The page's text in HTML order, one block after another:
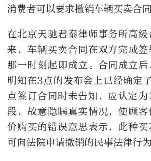
消费者可以要求撤销车辆买卖合同
在北京天驰君泰律师事务所高
来，车辆买卖合同在双方完成签
那一时刻起即成立。合同成立
明知在3点的发布会上已经确定
点签订合同时未告知，应认定
段，故意隐瞒真实情况，使顾
价购买的错误意思表示，此种
可向法院申请撤销的民事法律行为